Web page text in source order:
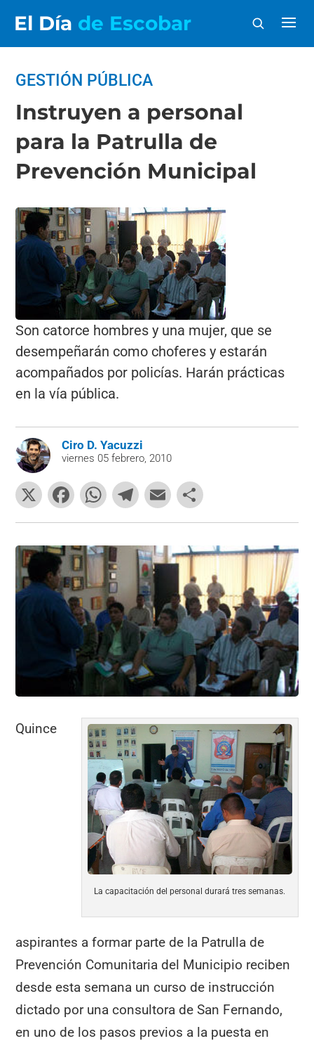
El Día de Escobar
GESTIÓN PÚBLICA
Instruyen a personal
para la Patrulla de
Prevención Municipal
Son catorce hombres y una mujer, que se
desempeñarán como choferes y estarán
acompañados por policías. Harán prácticas
en la vía pública.
Ciro D. Yacuzzi
viernes 05 febrero, 2010
X
F
a
c
e
b
o
o
k
W
h
at
s
A
p
p
T
el
e
gr
a
m
E
m
ai
l
o
m
p
ar
tir
La capacitación del personal durará tres semanas.
Quince
aspirantes a formar parte de la Patrulla de
Prevención Comunitaria del Municipio reciben
desde esta semana un curso de instrucción
dictado por una consultora de San Fernando,
en uno de los pasos previos a la puesta en